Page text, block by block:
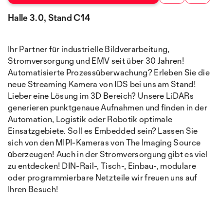
Halle 3.0, Stand C14
Ihr Partner für industrielle Bildverarbeitung,
Stromversorgung und EMV seit über 30 Jahren!
Automatisierte Prozessüberwachung? Erleben Sie die
neue Streaming Kamera von IDS bei uns am Stand!
Lieber eine Lösung im 3D Bereich? Unsere LiDARs
generieren punktgenaue Aufnahmen und finden in der
Automation, Logistik oder Robotik optimale
Einsatzgebiete. Soll es Embedded sein? Lassen Sie
sich von den MIPI-Kameras von The Imaging Source
überzeugen! Auch in der Stromversorgung gibt es viel
zu entdecken! DIN-Rail-, Tisch-, Einbau-, modulare
oder programmierbare Netzteile wir freuen uns auf
Ihren Besuch!